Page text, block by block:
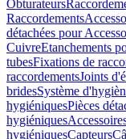
Obturateurs
Raccordements
détachées pour
CuivreEtanchements
tubesFixations de
raccordementsJoints
bridesSystème
hygiéniquesPièces
hygiéniques
hygiéniquesCapteurs